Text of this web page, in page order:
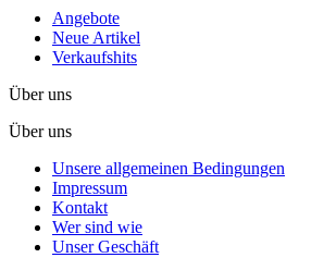
Angebote
Neue Artikel
Verkaufshits
Über uns
Über uns
Unsere allgemeinen Bedingungen
Impressum
Kontakt
Wer sind wie
Unser Geschäft